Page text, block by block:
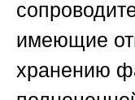
имеющие
хранению